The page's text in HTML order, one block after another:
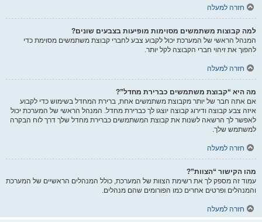
חזרה למעלה
למה קבוצות משתמשים מסוימות מופיעות בצבעים שונים?
המנהל הראשי של המערכת יכול לקבוע צבע לחברי קבוצת משתמשים מסוימת כדי
להפוך את זיהוי חברי הקבוצה לקל יותר.
חזרה למעלה
מה היא “קבוצת משתמשים כברירת מחדל”?
אם אתה חבר של יותר מקבוצת משתמשים אחת, ברירת המחדל בשימוש כדי לקבוע
איזה צבע קבוצה ודירוג קבוצה יוצגו לך כברירת מחדל. המנהל הראשי של המערכת יכול
לאפשר לך הרשאה לשנות את קבוצת המשתמשים כברירת מחדל שלך דרך לוח הבקרה
למשתמש שלך.
חזרה למעלה
מהו הקישור “הצוות”?
עמוד זה מספק לך את רשימת הצוות של המערכת, כולל המנהלים הראשיים של המערכת
והמנהלים ופרטים אחרים כמו הפורומים שהם מנהלים.
חזרה למעלה